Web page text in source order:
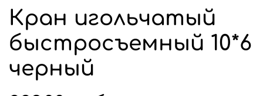
Кран игольчатый
быстросъемный 10*6
черный